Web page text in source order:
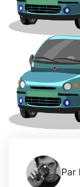
Par